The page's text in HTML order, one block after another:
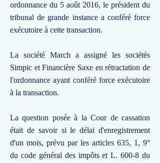
ordonnance du 5 août 2016, le président du
tribunal de grande instance a conféré force
exécutoire à cette transaction.
La société March a assigné les sociétés
Simpic et Financière Saxe en rétractation de
l'ordonnance ayant conféré force exécutoire
à la transaction.
La question posée à la Cour de cassation
était de savoir si le délai d'enregistrement
d'un mois, prévu par les articles 635, 1, 9°
du code général des impôts et L. 600-8 du